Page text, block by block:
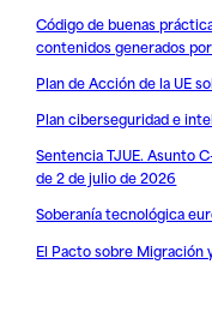
Código de buenas
contenidos generados
Plan de Acción de la UE
Plan ciberseguridad e
Sentencia TJUE. Asunto
de 2 de julio de 2026
Soberanía tecnológica
El Pacto sobre Migración